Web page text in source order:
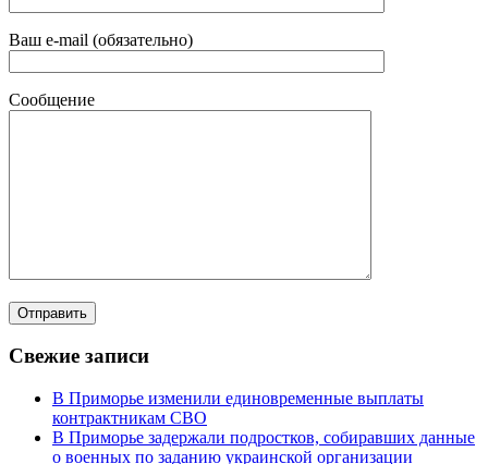
Ваш e-mail (обязательно)
Сообщение
Свежие записи
В Приморье изменили единовременные выплаты
контрактникам СВО
В Приморье задержали подростков, собиравших данные
о военных по заданию украинской организации